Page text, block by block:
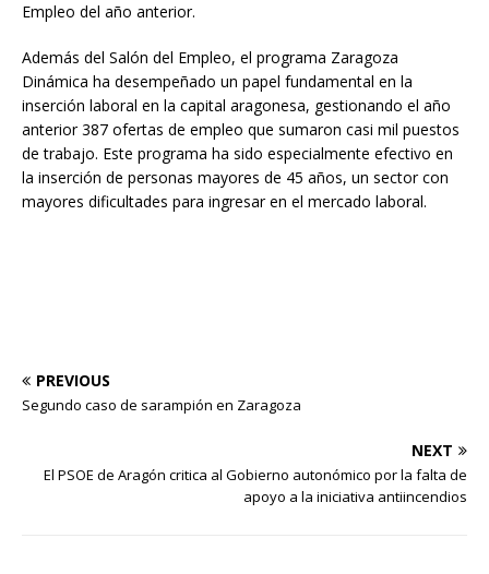
Empleo del año anterior.
Además del Salón del Empleo, el programa Zaragoza
Dinámica ha desempeñado un papel fundamental en la
inserción laboral en la capital aragonesa, gestionando el año
anterior 387 ofertas de empleo que sumaron casi mil puestos
de trabajo. Este programa ha sido especialmente efectivo en
la inserción de personas mayores de 45 años, un sector con
mayores dificultades para ingresar en el mercado laboral.
PREVIOUS
Segundo caso de sarampión en Zaragoza
NEXT
El PSOE de Aragón critica al Gobierno autonómico por la falta de
apoyo a la iniciativa antiincendios